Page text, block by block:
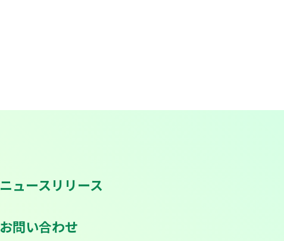
ニュースリリース
お問い合わせ